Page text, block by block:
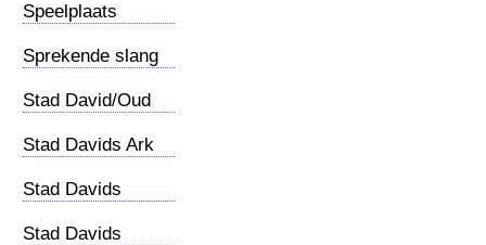
Speelplaats
Sprekende slang
Stad David/Oud
Stad Davids Ark
Stad Davids
Stad Davids